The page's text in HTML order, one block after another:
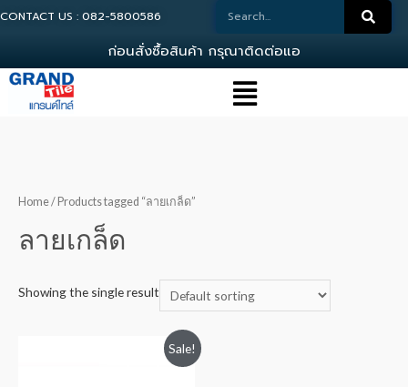
CONTACT US : 082-5800586
อนสงซอสนคา ก รณาตดตอแอด
Home/ Products tagged “ลายเกล็ด”
ลายเกล็ด
Showing the single result
Sale!